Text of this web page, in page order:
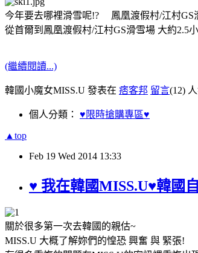
今年要去哪裡滑雪呢!? 鳳凰渡假村/江村GS
從首爾到鳳凰渡假村/江村GS滑雪場 大約2.5
(繼續閱讀...)
韓國小魔女MISS.U 發表在 痞客邦 留言(12)
個人分類： ♥限時搶購專區♥
▲top
Feb 19 Wed 2014 13:33
♥ 我在韓國MISS.U♥韓國
關於很多第一次去韓國的親估~
MISS.U 大概了解妳們的惶恐 興奮 與 緊張!